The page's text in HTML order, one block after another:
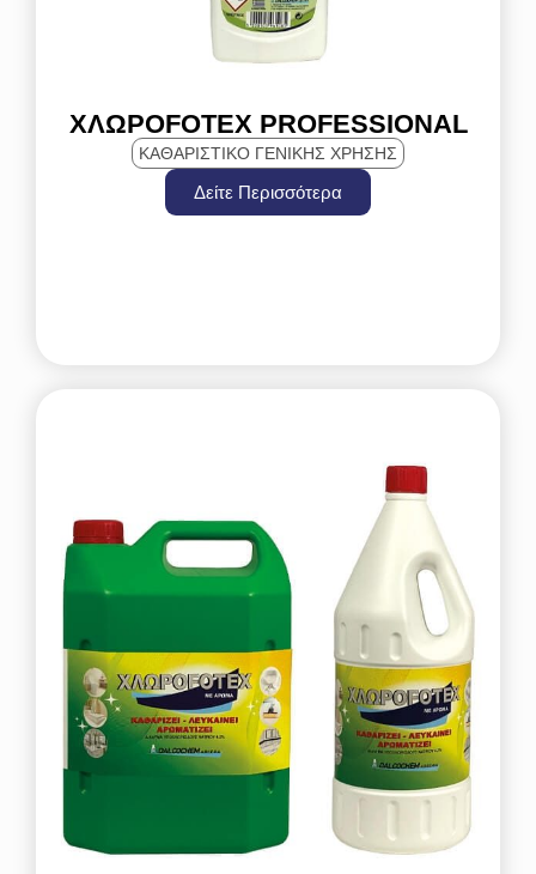
ΧΛΩΡΟFOTEX PROFESSIONAL
ΚΑΘΑΡΙΣΤΙΚΌ ΓΕΝΙΚΉΣ ΧΡΉΣΗΣ
Δείτε Περισσότερα